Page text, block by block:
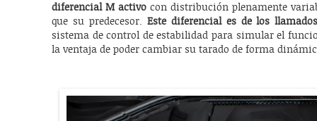
diferencial M activo con distribución plenamente
que su predecesor. Este diferencial es de los
sistema de control de estabilidad para simular el
la ventaja de poder cambiar su tarado de forma